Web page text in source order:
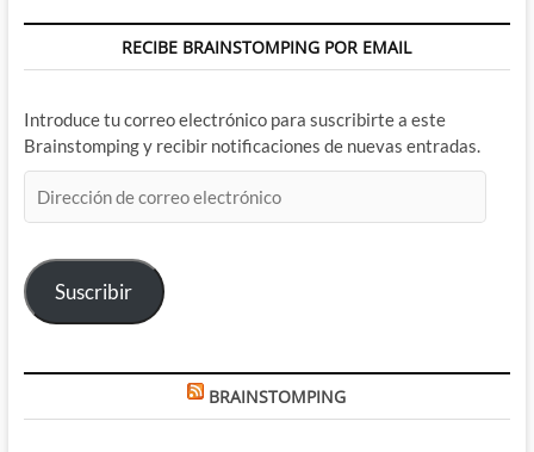
RECIBE BRAINSTOMPING POR EMAIL
Introduce tu correo electrónico para suscribirte a este
Brainstomping y recibir notificaciones de nuevas entradas.
de
electrónico
Suscribir
BRAINSTOMPING